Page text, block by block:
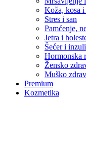
Koža, kosa
Stres i san
Pamćenje,
Jetra i
Šećer i
Hormonska
Žensko
Muško
Premium
Kozmetika